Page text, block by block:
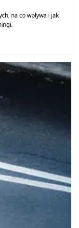
na co wpływa i jak